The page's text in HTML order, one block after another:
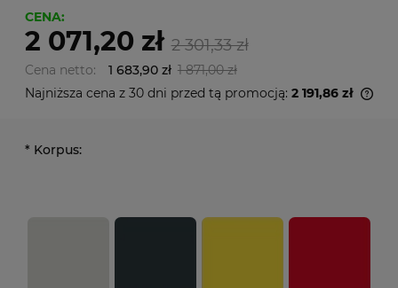
CENA:
2 071,20 zł 2 301,33 zł
Cena netto: 1 683,90 zł 1 871,00 zł
Najniższa cena z 30 dni przed tą promocją: 2 191,86 zł
* Korpus: